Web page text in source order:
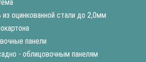
оцинкованной стали до 2,0мм
панели
- облицовочным панелям